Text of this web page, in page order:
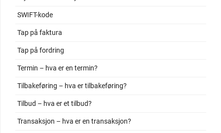
SWIFT-kode
Tap på faktura
Tap på fordring
Termin – hva er en termin?
Tilbakeføring – hva er tilbakeføring?
Tilbud – hva er et tilbud?
Transaksjon – hva er en transaksjon?